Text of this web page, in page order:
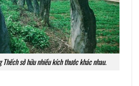
sở hữu nhiều kích thước khác nhau.